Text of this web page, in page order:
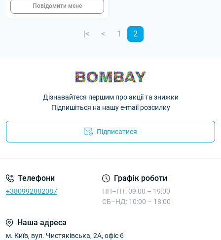
Повідомити мене
|< < 1 2
Дізнавайтеся першим про акції та знижки
Підпишіться на нашу e-mail розсилку
Підписатися
Телефони
+380992882087
Графік роботи
ПН–ПТ: 09:00 – 19:00
СБ–НД: 10:00 – 18:00
Наша адреса
м. Київ, вул. Чистяківська, 2А, офіс 6